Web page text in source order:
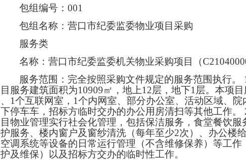
包组编号： 001
包组名称：营口市纪委监委物业项目采购
服务类
名称：营口市纪委监委机关物业采购项目（
服务范围：完全按照采购文件规定的服务范围执行。
目服务建筑面积为10909㎡，地上12层，地下1层。本项
、1个互联网室，1个内网室、部分办公室、活动区域、
下停车车，招标方临时交办的办公用房清扫等其他工作。
目物业管理实行社会化管理，包括保洁服务，食堂餐饮服
护服务、楼内窗户及窗纱清洗（每年至少2次）、办公楼
空调系统等设备的日常运行管理（不含维修保养）等工作
护及维保）以及招标方交办的临时性工作。